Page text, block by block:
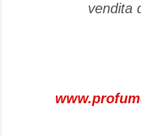
vendita